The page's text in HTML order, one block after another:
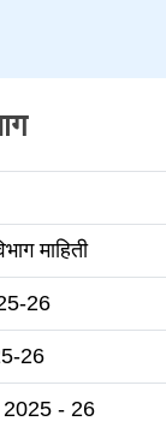
माहिती
26
26
2025 - 26